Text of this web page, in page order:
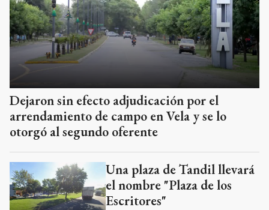
Dejaron sin efecto adjudicación por el
arrendamiento de campo en Vela y se lo
otorgó al segundo oferente
Una plaza de Tandil llevará
el nombre "Plaza de los
Escritores"